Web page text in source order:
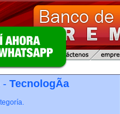
- TecnologÃ­a